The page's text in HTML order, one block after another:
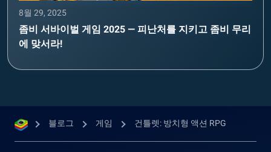
8월 29, 2025
좀비 서바이벌 게임 2025 — 피난처를 지키고 좀비 무리
에 맞서라!
블로그 게임 건틀렛: 방치형 액션 RPG